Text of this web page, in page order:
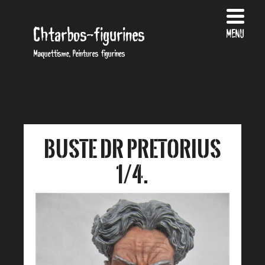
Chtarbos-figurines
Maquettisme, Peintures figurines
Buste Dr Pretorius
1/4.
MENU